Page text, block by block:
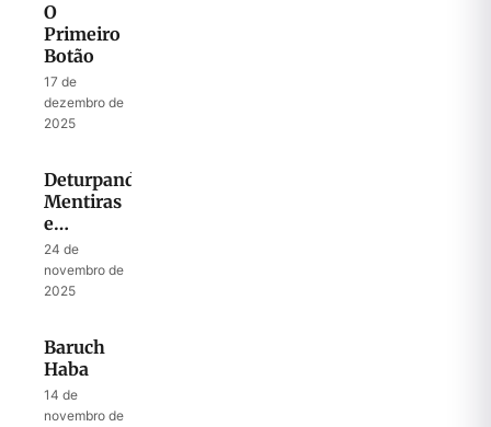
O
Primeiro
Botão
17 de
dezembro de
2025
Deturpando
Mentiras
e
Verdades
24 de
novembro de
2025
Baruch
Haba
14 de
novembro de